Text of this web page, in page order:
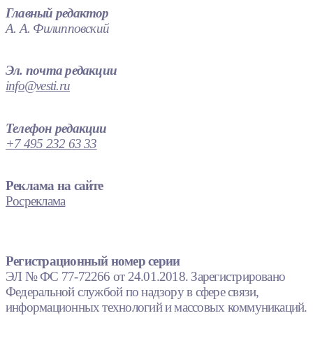
Главный редактор
А. А. Филипповский
Эл. почта редакции
info@vesti.ru
Телефон редакции
+7 495 232 63 33
Реклама на сайте
Росреклама
Регистрационный номер серии
ЭЛ № ФС 77-72266 от 24.01.2018. Зарегистрировано
Федеральной службой по надзору в сфере связи,
информационных технологий и массовых коммуникаций.